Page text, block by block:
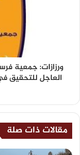
ورزازات: جمعية
العاجل للتحقيق
مقالات ذات صلة